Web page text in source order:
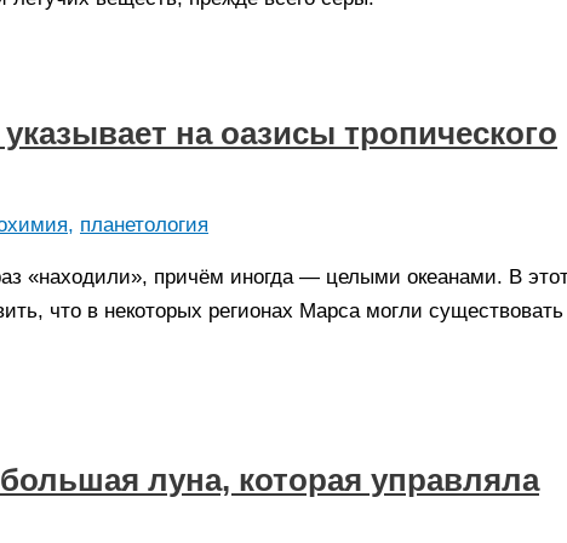
на оазисы тропического
, планетология
«находили», причём иногда — целыми океанами. В
что в некоторых регионах Марса могли существовать
луна, которая управляла